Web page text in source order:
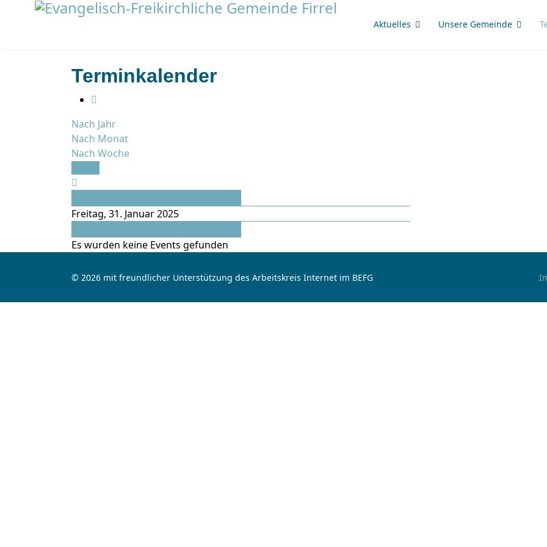
Aktuelles Unsere Gemeinde
Terminkalender
Nach Jahr
Nach Monat
Nach Woche
Freitag, 31. Januar 2025
Es wurden keine Events gefunden
© 2026 mit freundlicher Unterstützung des Arbeitskreis Internet im BEFG